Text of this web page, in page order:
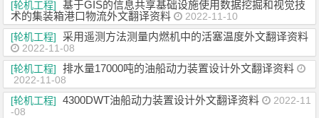
[轮机工程]
基于GIS的信息共享基础设施使用数据挖掘和视觉技
术的集装箱港口物流外文翻译资料
2022-11-10
[轮机工程]
采用遥测方法测量内燃机中的活塞温度外文翻译资料
2022-11-08
[轮机工程]
排水量17000吨的油船动力装置设计外文翻译资料
2022-11-08
[轮机工程]
4300DWT油船动力装置设计外文翻译资料
2022-11
-08